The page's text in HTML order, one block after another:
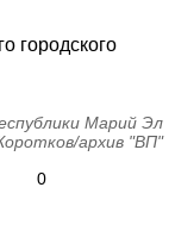
городского
Марий Эл
архив "ВП"
0